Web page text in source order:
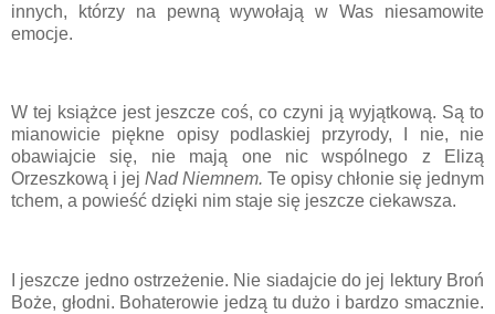
innych, którzy na pewną wywołają w Was niesamowite
emocje.
W tej książce jest jeszcze coś, co czyni ją wyjątkową. Są to
mianowicie piękne opisy podlaskiej przyrody, I nie, nie
obawiajcie się, nie mają one nic wspólnego z Elizą
Orzeszkową i jej Nad Niemnem. Te opisy chłonie się jednym
tchem, a powieść dzięki nim staje się jeszcze ciekawsza.
I jeszcze jedno ostrzeżenie. Nie siadajcie do jej lektury Broń
Boże, głodni. Bohaterowie jedzą tu dużo i bardzo smacznie.